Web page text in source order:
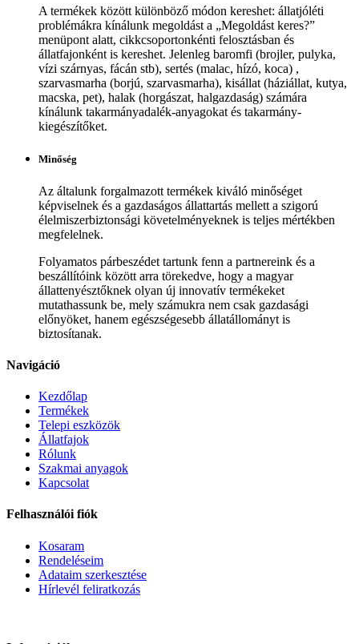
A termékek között különböző módon kereshet: állatjóléti
problémákra kínálunk megoldást a „Megoldást keres?”
menüpont alatt, cikkcsoportonkénti felosztásban és
állatfajonként is kereshet. Jelenleg baromfi (brojler, pulyka,
vízi szárnyas, fácán stb), sertés (malac, hízó, koca) ,
szarvasmarha (borjú, szarvasmarha), kisállat (háziállat, kutya,
macska, pet), halak (horgászat, halgazdaság) számára
kínálunk takarmányadalék-anyagokat és takarmány-
kiegészítőket.
Minőség
Az általunk forgalmazott termékek kiváló minőséget
képviselnek és a gazdaságos állattartás mellett a szigorú
élelmiszerbiztonsági követelményeknek is teljes mértékben
megfelelnek.
Folyamatos párbeszédet tartunk fenn a partnereink és a
beszállítóink között arra törekedve, hogy a magyar
állattenyésztőknek olyan új innovatív termékeket
mutathassunk be, mely számukra nem csak gazdasági
előnyöket, hanem egészségesebb állatállományt is
biztosítanak.
Navigáció
Kezdőlap
Termékek
Telepi eszközök
Állatfajok
Rólunk
Szakmai anyagok
Kapcsolat
Felhasználói fiók
Kosaram
Rendeléseim
Adataim szerkesztése
Hírlevél feliratkozás